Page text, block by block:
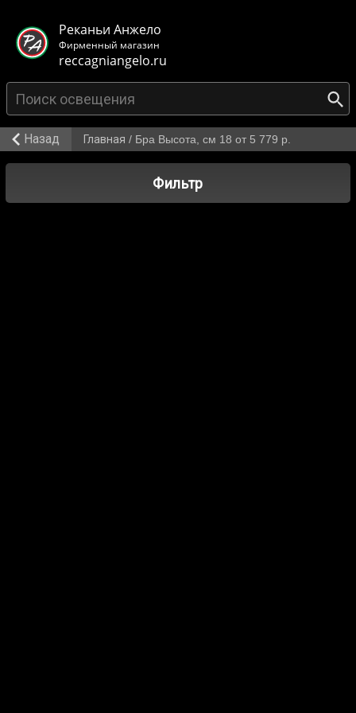
Реканьи Анжело
Фирменный магазин
reccagniangelo.ru
Назад Главная / Бра Высота, см 18 от 5 779 р.
Фильтр